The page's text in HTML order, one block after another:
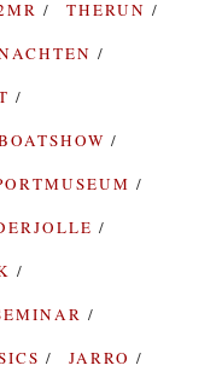
THERUN
JARRO